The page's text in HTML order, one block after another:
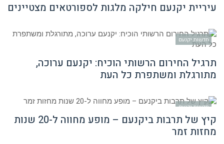
עיריית יקנעם חילקה מלגות לספורטאים מצטיינים
חדשות יקנעם
תרגיל החירום הרשותי הוכיח: יקנעם ערוכה,
מתורגלת ומשתפרת כל העת
חדשות יקנעם
קיץ של תרבות ביקנעם – מופע מחווה ל-20 שנות
מחזות זמר